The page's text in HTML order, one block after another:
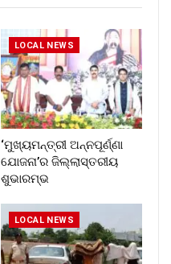
LOCAL NEWS
‘ମୁଖ୍ୟମନ୍ତ୍ରୀ ଅନ୍ନପୂର୍ଣ୍ଣା
ଯୋଜନା’ର ଜିଲ୍ଲାସ୍ତରୀୟ
ଶୁଭାରମ୍ଭ
LOCAL NEWS